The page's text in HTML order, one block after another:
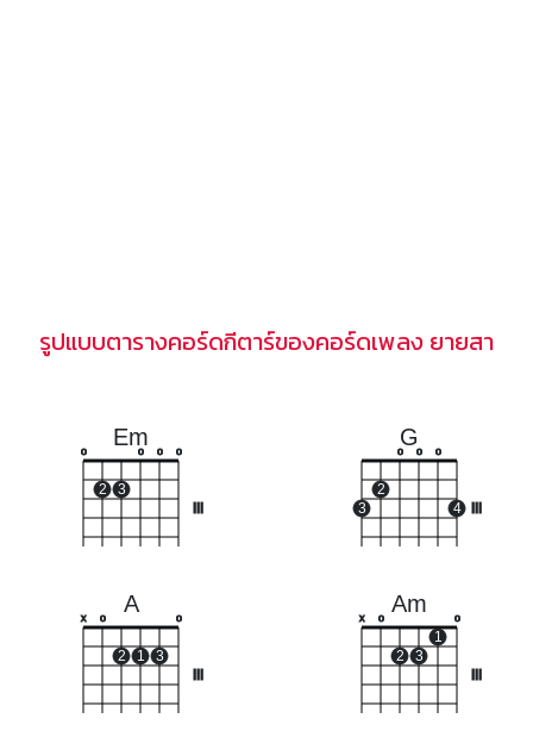
รูปแบบตารางคอร์ดกีตาร์ของคอร์ดเพลง ยายสา
Em
o
2 3
o o o
G
3
2
o o o
4
A
x o
2 1 3
o
Am
x o
2 3
1
o